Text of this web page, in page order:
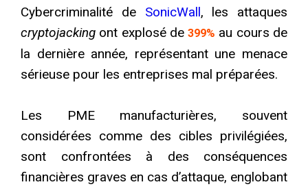
Cybercriminalité de SonicWall, les attaques
cryptojacking ont explosé de399% au cours de
la dernière année, représentant une menace
sérieuse pour les entreprises mal préparées.
Les PME manufacturières, souvent
considérées comme des cibles privilégiées,
sont confrontées à des conséquences
financières graves en cas d’attaque, englobant